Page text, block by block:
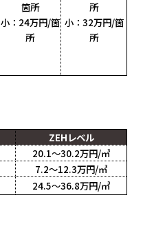
箇所
小：24万円/箇
所
所
小：32万円/箇
所
ZEHレベル
20.1～30.2万円/㎥
7.2～12.3万円/㎥
24.5～36.8万円/㎥